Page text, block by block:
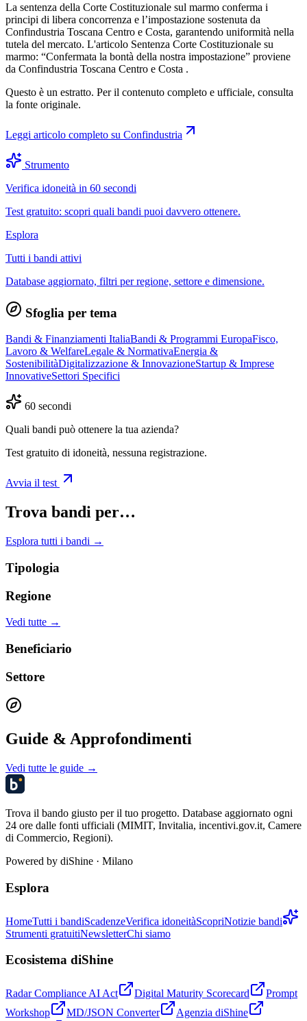
La sentenza della Corte Costituzionale sul marmo conferma i
principi di libera concorrenza e l’impostazione sostenuta da
Confindustria Toscana Centro e Costa, garantendo uniformità nella
tutela del mercato. L'articolo Sentenza Corte Costituzionale su
marmo: “Confermata la bontà della nostra impostazione” proviene
da Confindustria Toscana Centro e Costa .
Questo è un estratto. Per il contenuto completo e ufficiale, consulta
la fonte originale.
Leggi articolo completo su Confindustria
Strumento
Verifica idoneità in 60 secondi
Test gratuito: scopri quali bandi puoi davvero ottenere.
Esplora
Tutti i bandi attivi
Database aggiornato, filtri per regione, settore e dimensione.
Sfoglia per tema
Bandi & Finanziamenti ItaliaBandi & Programmi EuropaFisco,
Lavoro & WelfareLegale & NormativaEnergia &
SostenibilitàDigitalizzazione & InnovazioneStartup & Imprese
InnovativeSettori Specifici
60 secondi
Quali bandi può ottenere la tua azienda?
Test gratuito di idoneità, nessuna registrazione.
Avvia il test
Trova bandi per…
Esplora tutti i bandi →
Tipologia
Regione
Vedi tutte →
Beneficiario
Settore
Guide & Approfondimenti
Vedi tutte le guide →
Trova il bando giusto per il tuo progetto. Database aggiornato ogni
24 ore dalle fonti ufficiali (MIMIT, Invitalia, incentivi.gov.it, Camere
di Commercio, Regioni).
Powered by diShine · Milano
Esplora
HomeTutti i bandiScadenzeVerifica idoneitàScopriNotizie bandi
Strumenti gratuitiNewsletterChi siamo
Ecosistema diShine
Radar Compliance AI Act Digital Maturity Scorecard
Prompt
Workshop
MD/JSON Converter Agenzia diShine